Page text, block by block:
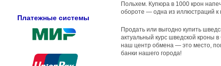
Платежные системы
Польхем. Купюра в 1000 крон
обороте — одна из иллюстраций к
Продать или выгодно купить
актуальный курс шведской кроны
наш центр обмена — это место,
банки нашего города!